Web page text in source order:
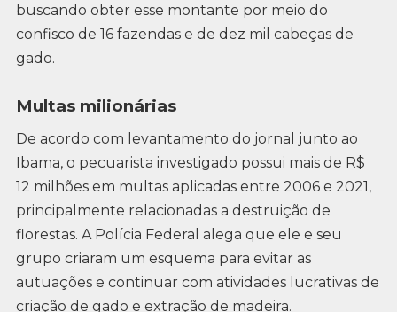
buscando obter esse montante por meio do
confisco de 16 fazendas e de dez mil cabeças de
gado.
Multas milionárias
De acordo com levantamento do jornal junto ao
Ibama, o pecuarista investigado possui mais de R$
12 milhões em multas aplicadas entre 2006 e 2021,
principalmente relacionadas a destruição de
florestas. A Polícia Federal alega que ele e seu
grupo criaram um esquema para evitar as
autuações e continuar com atividades lucrativas de
criação de gado e extração de madeira.